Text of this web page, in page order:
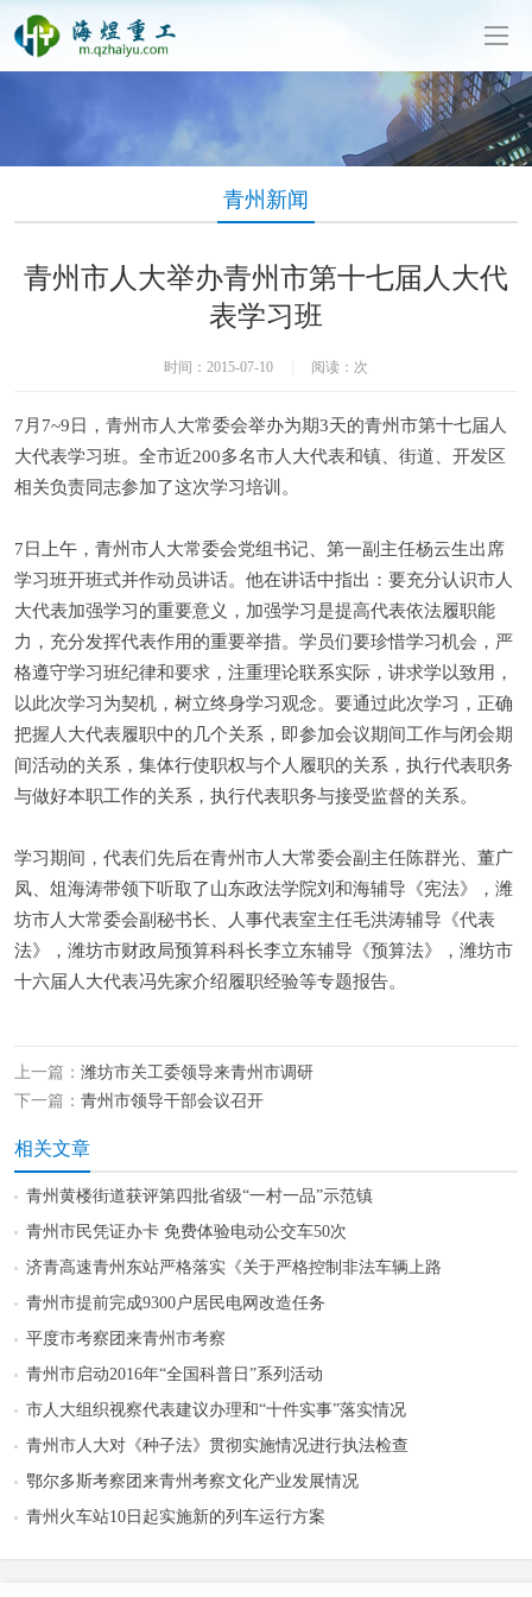
青州新闻
青州市人大举办青州市第十七届人大代
表学习班
时间：2015-07-10 阅读： 次
7月7~9日，青州市人大常委会举办为期3天的青州市第十七届人
大代表学习班。全市近200多名市人大代表和镇、街道、开发区
相关负责同志参加了这次学习培训。
7日上午，青州市人大常委会党组书记、第一副主任杨云生出席
学习班开班式并作动员讲话。他在讲话中指出：要充分认识市人
大代表加强学习的重要意义，加强学习是提高代表依法履职能
力，充分发挥代表作用的重要举措。学员们要珍惜学习机会，严
格遵守学习班纪律和要求，注重理论联系实际，讲求学以致用，
以此次学习为契机，树立终身学习观念。要通过此次学习，正确
把握人大代表履职中的几个关系，即参加会议期间工作与闭会期
间活动的关系，集体行使职权与个人履职的关系，执行代表职务
与做好本职工作的关系，执行代表职务与接受监督的关系。
学习期间，代表们先后在青州市人大常委会副主任陈群光、董广
凤、俎海涛带领下听取了山东政法学院刘和海辅导《宪法》，潍
坊市人大常委会副秘书长、人事代表室主任毛洪涛辅导《代表
法》，潍坊市财政局预算科科长李立东辅导《预算法》，潍坊市
十六届人大代表冯先家介绍履职经验等专题报告。
上一篇： 潍坊市关工委领导来青州市调研
下一篇： 青州市领导干部会议召开
相关文章
青州黄楼街道获评第四批省级“一村一品”示范镇
青州市民凭证办卡 免费体验电动公交车50次
济青高速青州东站严格落实《关于严格控制非法车辆上路
青州市提前完成9300户居民电网改造任务
平度市考察团来青州市考察
青州市启动2016年“全国科普日”系列活动
市人大组织视察代表建议办理和“十件实事”落实情况
青州市人大对《种子法》贯彻实施情况进行执法检查
鄂尔多斯考察团来青州考察文化产业发展情况
青州火车站10日起实施新的列车运行方案